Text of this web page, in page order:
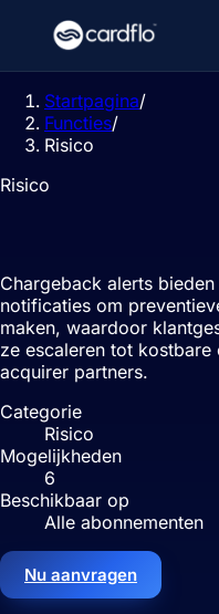
Startpagina/
Functies/
Risico
Risico
Chargeback alerts
notificaties om
maken, waardoor
ze escaleren tot
acquirer partners.
Categorie
Risico
Mogelijkheden
6
Beschikbaar op
Alle abonnementen
Nu aanvragen